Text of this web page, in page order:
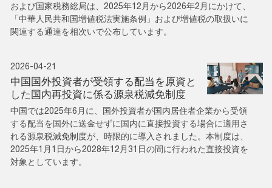
および国家税務総局は、2025年12月から2026年2月にかけて、
「中華人民共和国増値税法実施条例」および増値税の取扱いに
関連する通達を相次いで公布しています。
2026-04-21
中国国外投資者が受領する配当を原資と
した国内再投資に係る源泉税減免制度
中国では2025年6月に、国外投資者が国内居住者企業から受領
する配当を国外に送金せずに国内に直接投資する場合に適用さ
れる源泉税減免制度が、時限的に導入されました。本制度は、
2025年1月1日から2028年12月31日の間に行われた直接投資を
対象としています。